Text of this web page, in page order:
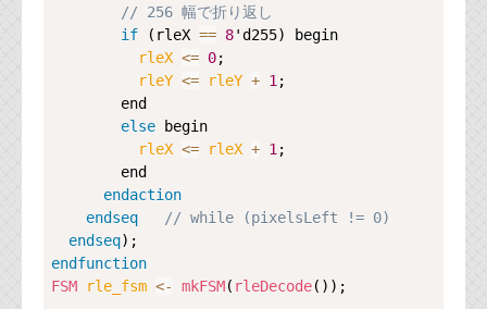
// 256 幅で折り返し
if (rleX == 8'd255) begin
rleX <= 0;
rleY <= rleY + 1;
else begin
rleX <= rleX + 1;
endaction
endseq
// while (pixelsLeft != 0)
endseq
endfunction
FSM
rle_fsm <- mkFSM( rleDecode());